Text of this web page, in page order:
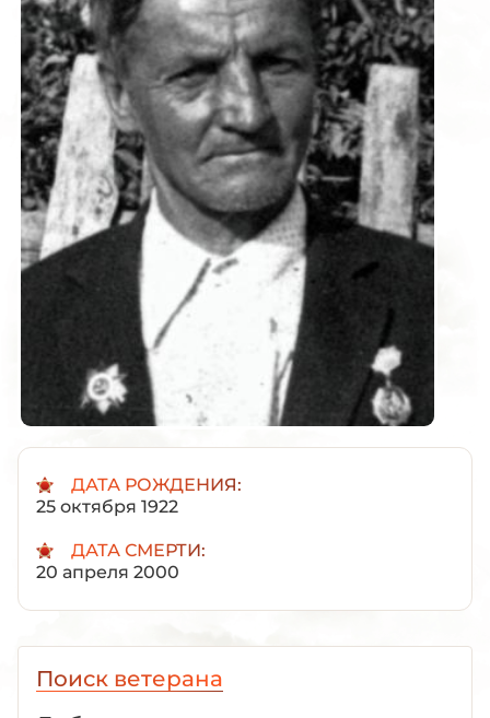
ДАТА РОЖДЕНИЯ:
25 октября 1922
ДАТА СМЕРТИ:
20 апреля 2000
Поиск ветерана